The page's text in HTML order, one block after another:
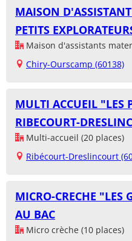
MAISON
PETITS
Maison d'assistants
Chiry-Ourscamp (60138)
MULTI ACCUEIL "LES
RIBECOURT-
Multi-accueil (20 places)
Ribécourt-Dreslincourt
MICRO-CRECHE "LES
AU BAC
Micro crèche (10 places)